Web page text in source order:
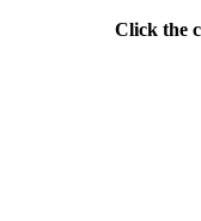
Click the